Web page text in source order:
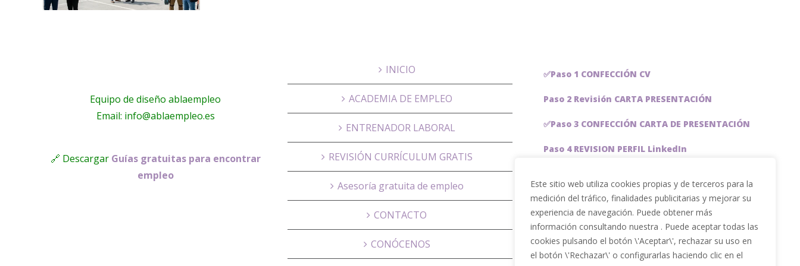
Este sitio web utiliza cookies propias y de terceros para la
medición del tráfico, finalidades publicitarias y mejorar su
experiencia de navegación. Puede obtener más
información consultando nuestra . Puede aceptar todas las
cookies pulsando el botón \'Aceptar\', rechazar su uso en
el botón \'Rechazar\' o configurarlas haciendo clic en el
Equipo de diseño ablaempleo
Email: info@ablaempleo.es
🔗 Descargar Guías gratuitas para encontrar
empleo
INICIO
ACADEMIA DE EMPLEO
ENTRENADOR LABORAL
REVISIÓN CURRÍCULUM GRATIS
Asesoría gratuita de empleo
CONTACTO
CONÓCENOS
✅Paso 1 CONFECCIÓN CV
Paso 2 Revisión CARTA PRESENTACIÓN
✅Paso 3 CONFECCIÓN CARTA DE PRESENTACIÓN
Paso 4 REVISION PERFIL LinkedIn
PACKS DE AHORRO
JOBAI, ASISTENTE DE IA PARA BUSCAR EMPLEO
Servicios especiales